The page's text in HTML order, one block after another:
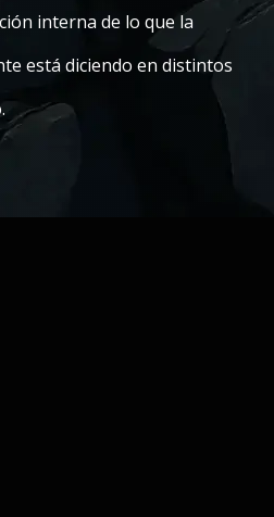
interna de lo que la
está diciendo en distintos